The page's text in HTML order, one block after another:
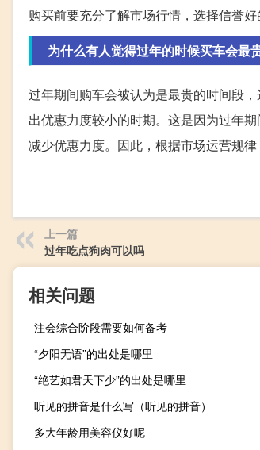
购买前要充分了解市场行情，选择信誉
为什么有人觉得过年的时候买车会最
过年期间购车会被认为是最贵的时间段
出优惠力度较小的时期。这是因为过年
减少优惠力度。因此，根据市场运营规
上一篇
过年吃点狗肉可以吗
相关问题
注会综合阶段需要如何备考
“夕阳无语”的出处是哪里
“绝艺如君天下少”的出处是哪里
听见的拼音是什么写（听见的拼音）
多大年龄用美容仪好呢